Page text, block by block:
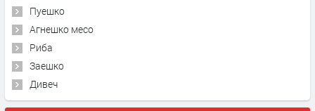
Пуешко
Агнешко месо
Риба
Заешко
Дивеч